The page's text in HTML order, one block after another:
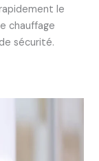
le
chauffage
sécurité.